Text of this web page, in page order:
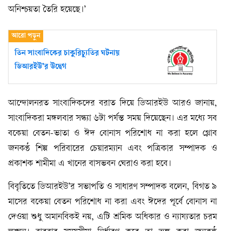
অনিশ্চয়তা তৈরি হয়েছে।’
তিন সাংবাদিকের চাকুরিচ্যুতির ঘটনায়
ডিআরইউ’র উদ্বেগ
আন্দোলনরত সাংবাদিকদের বরাত দিয়ে ডিআরইউ আরও জানায়,
সাংবাদিকরা মঙ্গলবার সন্ধ্যা ৬টা পর্যন্ত সময় দিয়েছেন। এর মধ্যে সব
বকেয়া বেতন-ভাতা ও ঈদ বোনাস পরিশোধ না করা হলে গ্লোব
জনকণ্ঠ শিল্প পরিবারের চেয়ারম্যান এবং পত্রিকার সম্পাদক ও
প্রকাশক শামীমা এ খানের বাসভবন ঘেরাও করা হবে।
বিবৃতিতে ডিআরইউ’র সভাপতি ও সাধারণ সম্পাদক বলেন, বিগত ৯
মাসের বকেয়া বেতন পরিশোধ না করা এবং ঈদের পূর্বে বোনাস না
দেওয়া শুধু অমানবিকই নয়, এটি শ্রমিক অধিকার ও ন্যায্যতার চরম